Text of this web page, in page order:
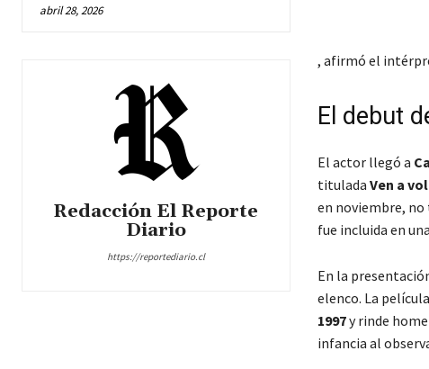
abril 28, 2026
Redacción El Reporte
Diario
https://reportediario.cl
, afirmó el
El debut
El actor llegó a
titulada Ven a
en noviembre,
fue incluida en
En la
elenco. La
1997y rinde
infancia al